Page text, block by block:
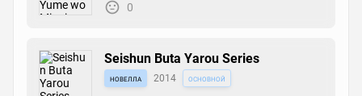
0
Seishun Buta Yarou Series
новелла 2014 основной